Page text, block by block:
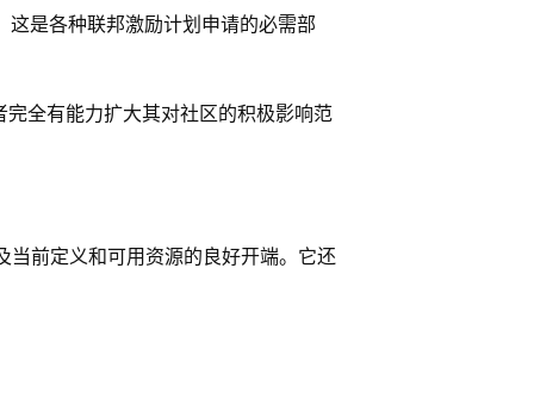
是各种联邦激励计划申请的必需部
全有能力扩大其对社区的积极影响范
当前定义和可用资源的良好开端。它还